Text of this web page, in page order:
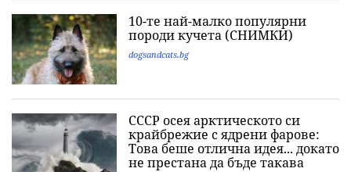
10-те най-малко популярни
породи кучета (СНИМКИ)
dogsandcats.bg
СССР осея арктическото си
крайбрежие с ядрени фарове:
Това беше отлична идея... докато
не престана да бъде такава